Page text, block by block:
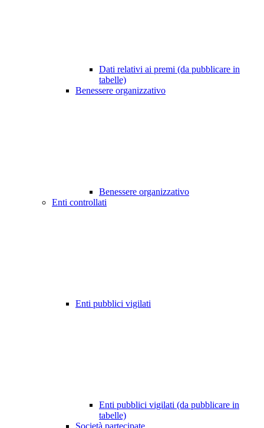
Dati relativi ai premi (da pubblicare in
tabelle)
Benessere organizzativo
Benessere organizzativo
Enti controllati
Enti pubblici vigilati
Enti pubblici vigilati (da pubblicare in
tabelle)